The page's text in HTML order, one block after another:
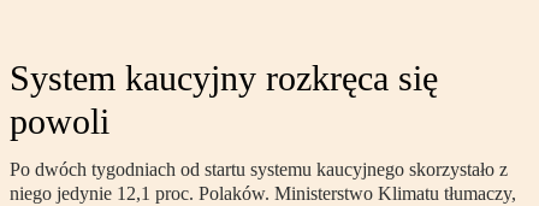
System kaucyjny rozkręca się
powoli
Po dwóch tygodniach od startu systemu kaucyjnego skorzystało z
niego jedynie 12,1 proc. Polaków. Ministerstwo Klimatu tłumaczy,